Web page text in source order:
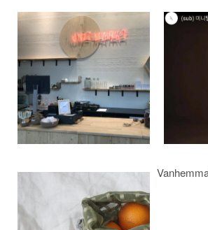
Artikkelien
selaus